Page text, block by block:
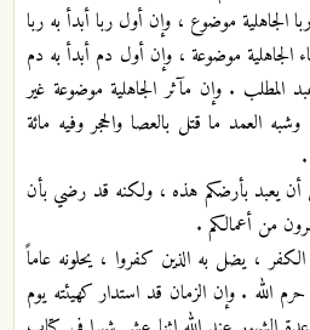
الجاهلية موضوع ، وإن أول ربا أبدأ به ربا
الجاهلية موضوعة ، وإن أول دم أبدأ به دم
المطلب . وإن مآثر الجاهلية موضوعة غير
العمد ما قتل بالعصا والحجر وفيه مائة
.
يعبد بأرضكم هذه ، ولكنه قد رضي بأن
من أعمالكم .
الكفر ، يضل به الذين كفروا ، يحلونه عاماً
الله . وإن الزمان قد استدار كهيئته يوم